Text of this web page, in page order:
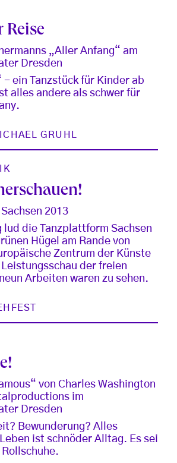
Reise
„Aller Anfang“ am
Dresden
- ein Tanzstück für Kinder ab
alles andere als schwer für
GRUHL
2013
lud die Tanzplattform Sachsen
Hügel am Rande von
Zentrum der Künste
der freien
Arbeiten waren zu sehen.
von Charles Washington
im
Dresden
Bewunderung? Alles
ist schnöder Alltag. Es sei